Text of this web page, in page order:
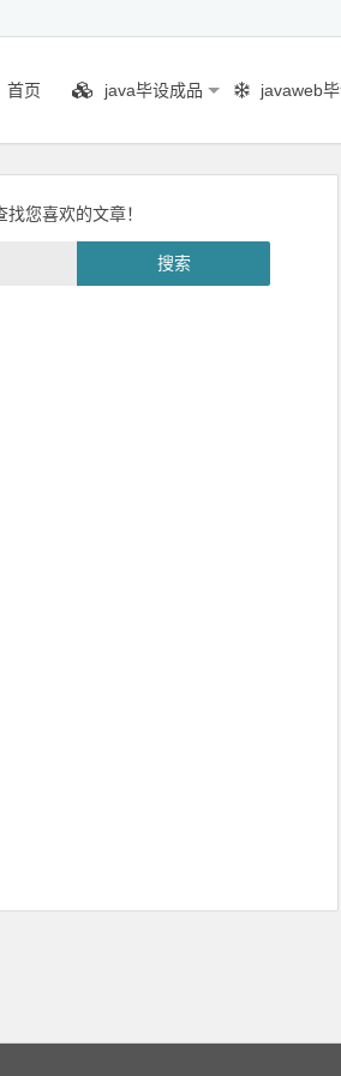
首页 java毕设成品 javaweb
您喜欢的文章！
搜索